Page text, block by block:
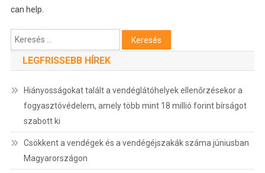
can help.
Keresés:
LEGFRISSEBB HÍREK
Hiányosságokat talált a vendéglátóhelyek ellenőrzésekor a
fogyasztóvédelem, amely több mint 18 millió forint bírságot
szabott ki
Csökkent a vendégek és a vendégéjszakák száma júniusban
Magyarországon